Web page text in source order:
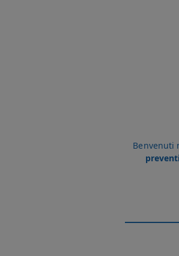
Benvenuti